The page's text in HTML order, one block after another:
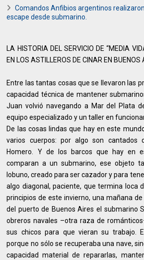
Comandos Anfibios argentinos
escape desde submarino.
LA HISTORIA DEL SERVICIO DE “MEDIA
EN LOS ASTILLEROS DE CINAR EN BUENOS
Entre las tantas cosas que se llevaron las
capacidad técnica de mantener
Juan volvió navegando a Mar del Plata
equipo especializado y un taller en
De las cosas lindas que hay en este
varios cuerpos: por algo son cantados
Homero. Y de los barcos que hay en
comparan a un submarino, ese objeto
lobuno, creado para ser cazador y para
algo diagonal, paciente, que termina loca
principios de este invierno, una mañana
del puerto de Buenos Aires el submarino
obreros navales –otra raza de
sus chicos para que vieran su trabajo.
porque no sólo se recuperaba una nave,
capacidad material de repararlas,